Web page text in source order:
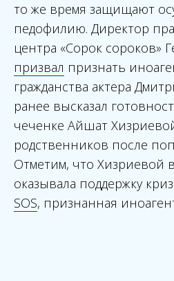
то же время защищают
педофилию. Директор
центра «Сорок сороков»
призвал признать
гражданства актера
ранее высказал
чеченке Айшат
родственников после
Отметим, что Хизриевой
оказывала поддержку
SOS, признанная